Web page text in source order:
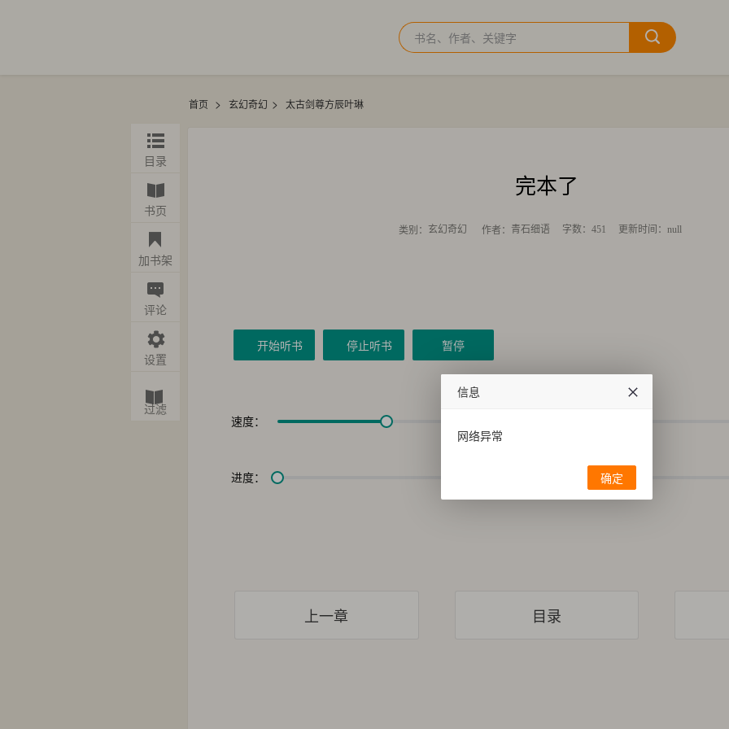
目录
书页
加书架
评论
设置
过滤
首页 > 玄幻奇幻 > 太古剑尊方辰叶琳
完本了
类别： 玄幻奇幻 作者： 青石细语 字数：451 更新时间：null
开始听书 停止听书 暂停
速度：
进度：
上一章 目录
信息
网络异常
确定